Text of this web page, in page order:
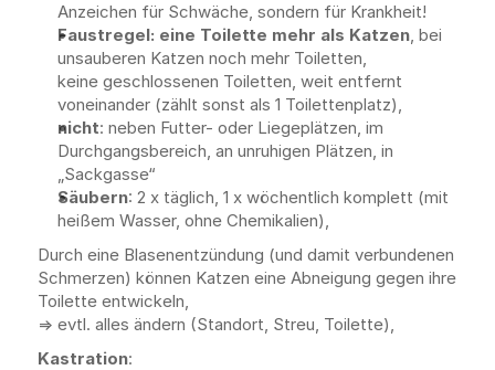
Anzeichen für Schwäche, sondern für Krankheit!
Faustregel: eine Toilette mehr als Katzen, bei
unsauberen Katzen noch mehr Toiletten,
keine geschlossenen Toiletten, weit entfernt
voneinander (zählt sonst als 1 Toilettenplatz),
nicht: neben Futter- oder Liegeplätzen, im
Durchgangsbereich, an unruhigen Plätzen, in
„Sackgasse“
Säubern: 2 x täglich, 1 x wöchentlich komplett (mit
heißem Wasser, ohne Chemikalien),
Durch eine Blasenentzündung (und damit verbundenen
Schmerzen) können Katzen eine Abneigung gegen ihre
Toilette entwickeln,
=> evtl. alles ändern (Standort, Streu, Toilette),
Kastration: